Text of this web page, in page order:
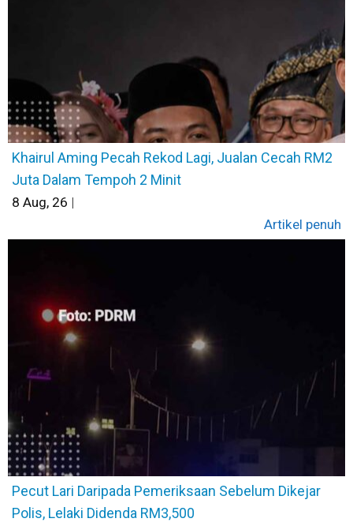
Khairul Aming Pecah Rekod Lagi, Jualan Cecah RM2
Juta Dalam Tempoh 2 Minit
8 Aug, 26 |
Artikel penuh
Pecut Lari Daripada Pemeriksaan Sebelum Dikejar
Polis, Lelaki Didenda RM3,500